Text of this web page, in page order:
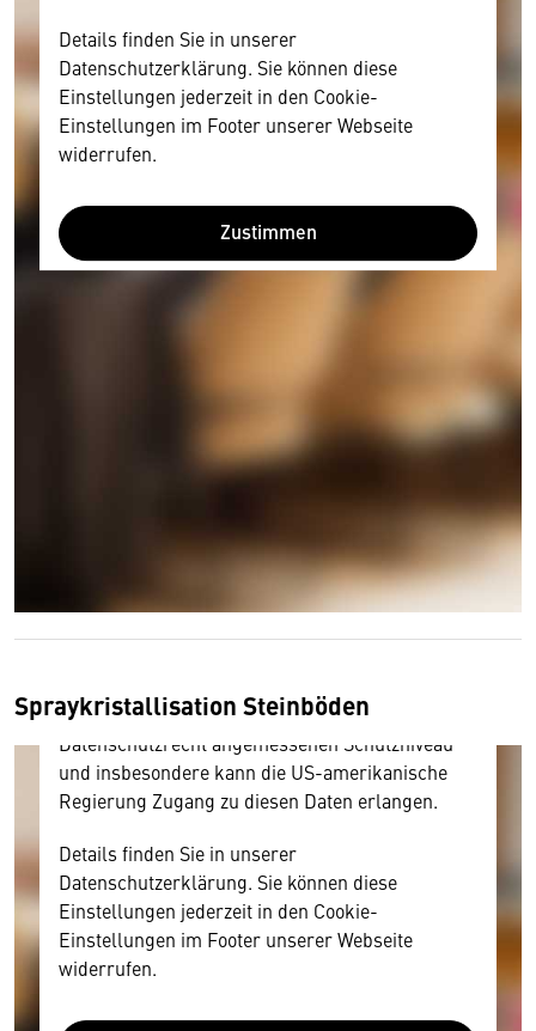
Details finden Sie in unserer
Datenschutzerklärung. Sie können diese
Einstellungen jederzeit in den Cookie-
Einstellungen im Footer unserer Webseite
widerrufen.
Zustimmen
Spraykristallisation Steinböden
Wir benötigen Ihre Zustimmung
Hier würden wir Ihnen gerne einen externen
Inhalt anzeigen. Dafür benötigen wir allerdings
Ihre Zustimmung, da Ihr Browser
Diese Daten unterliegen keinem dem EU-
Datenschutzrecht angemessenen Schutzniveau
und insbesondere kann die US-amerikanische
Regierung Zugang zu diesen Daten erlangen.
Details finden Sie in unserer
Datenschutzerklärung. Sie können diese
Einstellungen jederzeit in den Cookie-
Einstellungen im Footer unserer Webseite
widerrufen.